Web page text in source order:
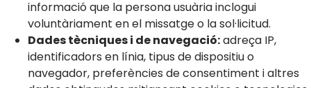
informació que la persona usuària inclogui
voluntàriament en el missatge o la sol·licitud.
Dades tècniques i de navegació:adreça IP,
identificadors en línia, tipus de dispositiu o
navegador, preferències de consentiment i altres